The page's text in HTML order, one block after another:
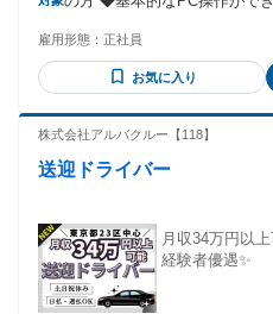
律手当】 全員に一律で支払
額：なし 全員に一律で支払わ
年齢・能力などを考慮のうえ
⇒ビジネスレベルは必要あり
ペイン語の知識がある方は、職場で
歓迎】 ◆食品業界経験をお
タッフもほぼ未経験スタート
れる環境づくりに取り組んで
雇用形態： 正社員
お気に入り
株式会社アルバクルー【118】
送迎ドライバー
月収34万円以上
経験者優遇✨